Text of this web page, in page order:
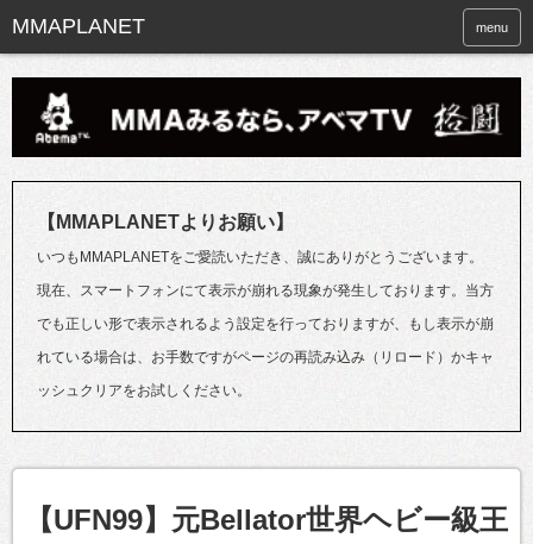
menu
【MMAPLANETよりお願い】
いつもMMAPLANETをご愛読いただき、誠にありがとうございます。
現在、スマートフォンにて表示が崩れる現象が発生しております。当方
でも正しい形で表示されるよう設定を行っておりますが、もし表示が崩
れている場合は、お手数ですがページの再読み込み（リロード）かキャ
ッシュクリアをお試しください。
【UFN99】元Bellator世界ヘビー級王